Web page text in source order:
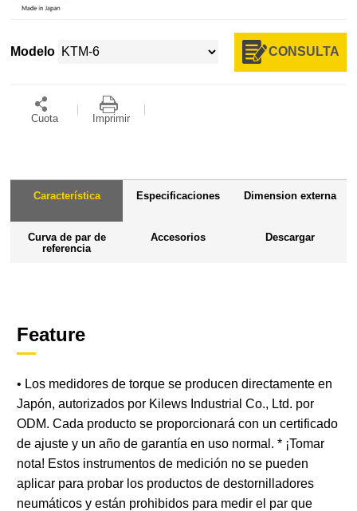
Modelo CONSULTA
Cuota Imprimir
Característica Especificaciones Dimension externa
Curva de par de
referencia
Accesorios Descargar
Feature
• Los medidores de torque se producen directamente en
Japón, autorizados por Kilews Industrial Co., Ltd. por
ODM. Cada producto se proporcionará con un certificado
de ajuste y un año de garantía en uso normal. * ¡Tomar
nota! Estos instrumentos de medición no se pueden
aplicar para probar los productos de destornilladores
neumáticos y están prohibidos para medir el par que